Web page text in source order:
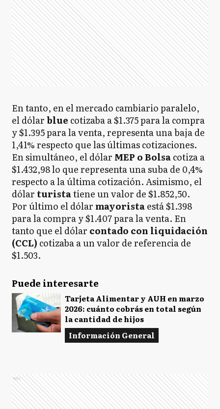
En tanto, en el mercado cambiario paralelo,
el dólarblue cotizaba a $1.375 para la compra
y $1.395 para la venta, representa una baja de
1,41% respecto que las últimas cotizaciones.
En simultáneo, el dólar MEP o Bolsacotiza a
$1.432,98 lo que representa una suba de 0,4%
respecto a la última cotización. Asimismo, el
dólar turistatiene un valor de $1.852,50.
Por último el dólar mayoristaestá $1.398
para la compra y $1.407 para la venta. En
tanto que el dólar contado con liquidación
(CCL) cotizaba a un valor de referencia de
$1.503.
Puede interesarte
Tarjeta Alimentar y AUH en marzo
2026: cuánto cobrás en total según
la cantidad de hijos
Información General
Ads